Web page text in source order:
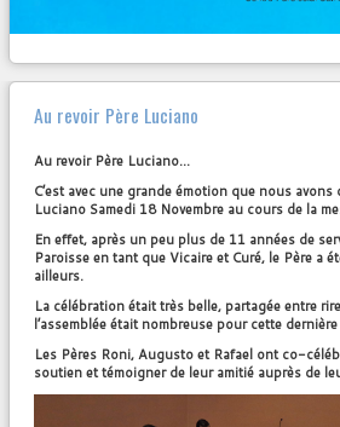
Diocèse Fréjus-Toulon
Radios
NOTREPAGE FACEBOOK
VENDREDI 23 MARS – 19h30
CONF É RENCEÉSOTERISME - EXORCISME
PAR LE P. FROPPO
Au revoir Père Luciano
Au revoir Père Luciano…
C’est avec une grande émotion que nous
Luciano Samedi 18 Novembre au cours de la
En effet, après un peu plus de 11 années de
Paroisse en tant que Vicaire et Curé, le Père a
ailleurs.
La célébration était très belle, partagée entre
l’assemblée était nombreuse pour cette
Les Pères Roni, Augusto et Rafael ont co-
soutien et témoigner de leur amitié auprès de